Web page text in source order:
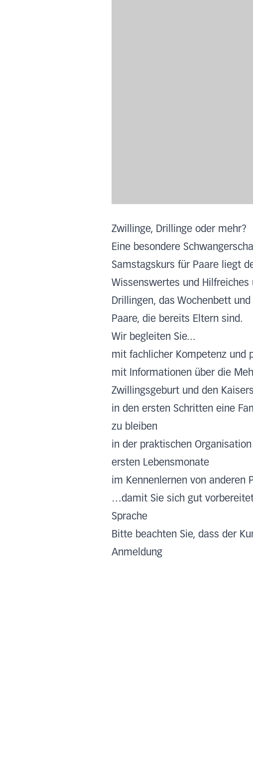
Zwillinge, Drillinge oder mehr?
Eine besondere
Samstagskurs für Paare liegt
Wissenswertes und
Drillingen, das Wochenbett
Paare, die bereits Eltern sind.
Wir begleiten Sie...
mit fachlicher Kompetenz und
mit Informationen über die
Zwillingsgeburt und den
in den ersten Schritten eine
zu bleiben
in der praktischen
ersten Lebensmonate
im Kennenlernen von anderen
…damit Sie sich gut
Sprache
Bitte beachten Sie, dass der
Anmeldung